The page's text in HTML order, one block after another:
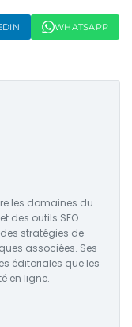
WHATSAPP
les domaines du
des outils SEO.
stratégies de
associées. Ses
éditoriales que les
en ligne.